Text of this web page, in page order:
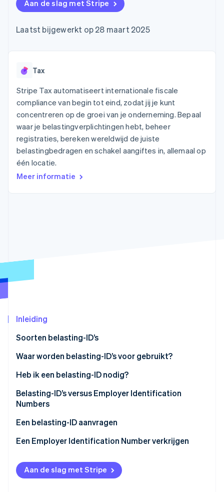
Toegang tot meer
dan 125
Fysieke betalingen
acceptatie
Link
Versneld afrekenen
Financial
Connections
Data gekoppelde
rekeningen
Data Pipeline
Gegevenssynchronisatie
Meer
Product roadmap
CO₂-verwijdering
Online identiteitsverificatie
Stripe Sessions 2026
Nu bekijken
Marktplaatsen
Platforms
SaaS
AI-bedrijven
Creator economy
Gaming
Horeca, reizen en vrije
tijd
Verzekering
Media en entertainment
dienstverlening
bieden
Betaalkaarten uitgeven
worden gedekt
Bronnen
App-integraties
Voorbeelden van code
Developerblog
Bedrijf
Jaarlijks congres
Vacatures
Contact
Neem contact op
Partner worden
Aan de slag met Stripe
Laatst bijgewerkt op 28 maart 2025
Tax
Stripe Tax automatiseert internationale fiscale
compliance van begin tot eind, zodat jij je kunt
concentreren op de groei van je onderneming. Bepaal
waar je belastingverplichtingen hebt, beheer
registraties, bereken wereldwijd de juiste
belastingbedragen en schakel aangiftes in, allemaal op
één locatie.
Meer informatie
Inleiding
Soorten belasting-ID’s
Waar worden belasting-ID’s voor gebruikt?
Heb ik een belasting-ID nodig?
Belasting-ID’s versus Employer Identification
Numbers
TIN
EIN
Een belasting-ID aanvragen
SSN
EIN
ITIN
Een Employer Identification Number verkrijgen
Bepalen of je in aanmerking komt
De benodigde informatie verzamelen
Aan de slag met Stripe